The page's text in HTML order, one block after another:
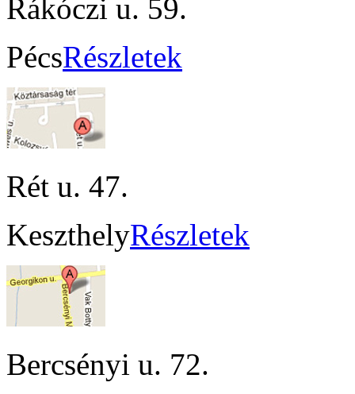
Rákóczi u. 59.
PécsRészletek
Rét u. 47.
KeszthelyRészletek
Bercsényi u. 72.